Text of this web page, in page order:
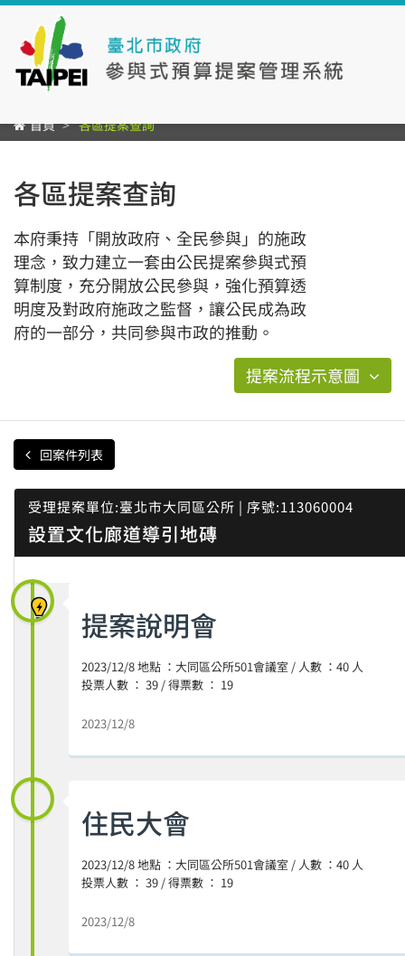
首頁 各區提案查詢
各區提案查詢
本府秉持「開放政府、全民參與」的施政
理念，致力建立一套由公民提案參與式預
算制度，充分開放公民參與，強化預算透
明度及對政府施政之監督，讓公民成為政
府的一部分，共同參與市政的推動。
提案流程示意圖
回案件列表
受理提案單位:臺北市大同區公所 | 序號:113060004
設置文化廊道導引地磚
提案說明會
2023/12/8 地點 ：大同區公所501會議室 / 人數 ：40 人
投票人數 ： 39 / 得票數 ： 19
2023/12/8
住民大會
2023/12/8 地點 ：大同區公所501會議室 / 人數 ：40 人
投票人數 ： 39 / 得票數 ： 19
2023/12/8